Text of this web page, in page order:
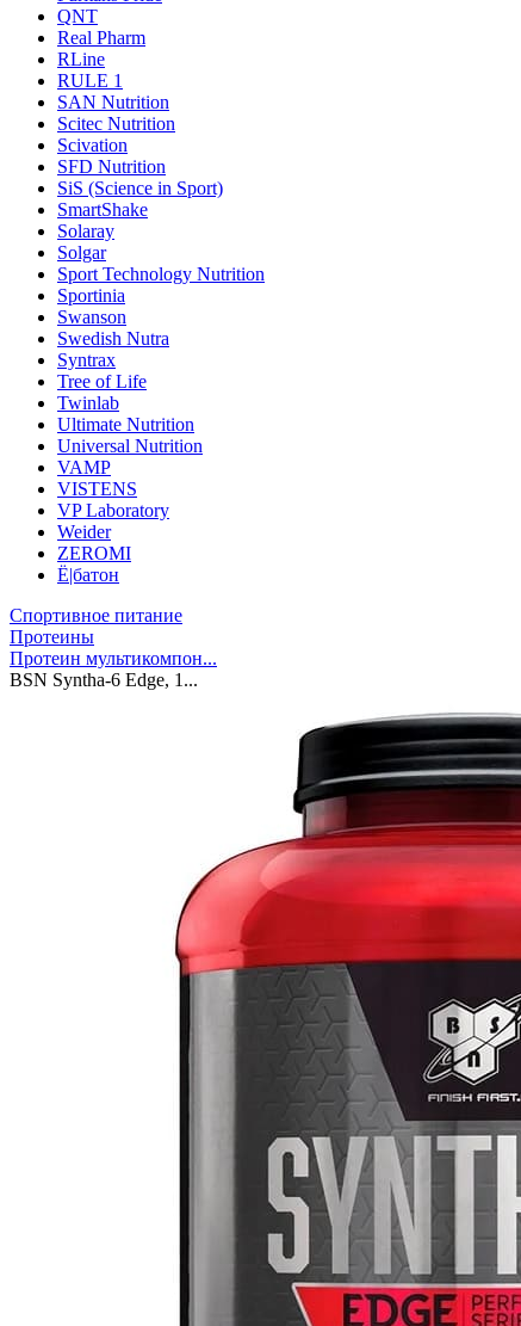
QNT
Real Pharm
RLine
RULE 1
SAN Nutrition
Scitec Nutrition
Scivation
SFD Nutrition
SiS (Science in Sport)
SmartShake
Solaray
Solgar
Sport Technology Nutrition
Sportinia
Swanson
Swedish Nutra
Syntrax
Tree of Life
Twinlab
Ultimate Nutrition
Universal Nutrition
VAMP
VISTENS
VP Laboratory
Weider
ZEROMI
Ё|батон
Спортивное питание
Протеины
Протеин мультикомпон...
BSN Syntha-6 Edge, 1...